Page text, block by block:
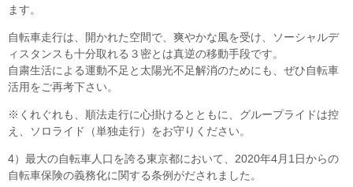
ます。
自転車走行は、開かれた空間で、爽やかな風を受け、ソーシャルデ
ィスタンスも十分取れる３密とは真逆の移動手段です。
自粛生活による運動不足と太陽光不足解消のためにも、ぜひ自転車
活用をご再考下さい。
※くれぐれも、順法走行に心掛けるとともに、グループライドは控
え、ソロライド（単独走行）をお守りください。
4）最大の自転車人口を誇る東京都において、2020年4月1日からの
自転車保険の義務化に関する条例がだされました。